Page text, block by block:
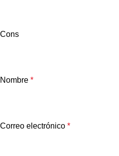
Cons
Nombre *
Correo electrónico *